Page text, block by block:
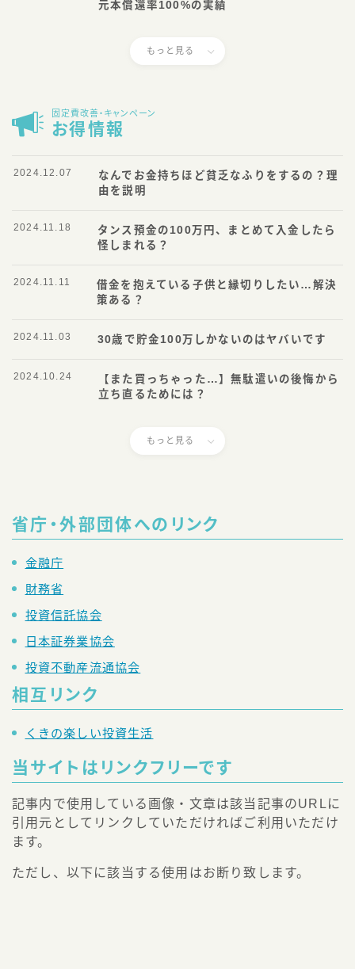
Follow Me
元本償還率100%の実績
もっと見る
固定費改善・キャンペーン
お得情報
なんでお金持ちほど貧乏なふりをするの？理
由を説明
2024.12.07
タンス預金の100万円、まとめて入金したら
怪しまれる？
2024.11.18
借金を抱えている子供と縁切りしたい…解決
策ある？
2024.11.11
30歳で貯金100万しかないのはヤバいです
2024.11.03
【また買っちゃった…】無駄遣いの後悔から
立ち直るためには？
2024.10.24
もっと見る
省庁・外部団体へのリンク
金融庁
財務省
投資信託協会
日本証券業協会
投資不動産流通協会
相互リンク
くきの楽しい投資生活
当サイトはリンクフリーです
記事内で使用している画像・文章は該当記事のURLに
引用元としてリンクしていただければご利用いただけ
ます。
ただし、以下に該当する使用はお断り致します。